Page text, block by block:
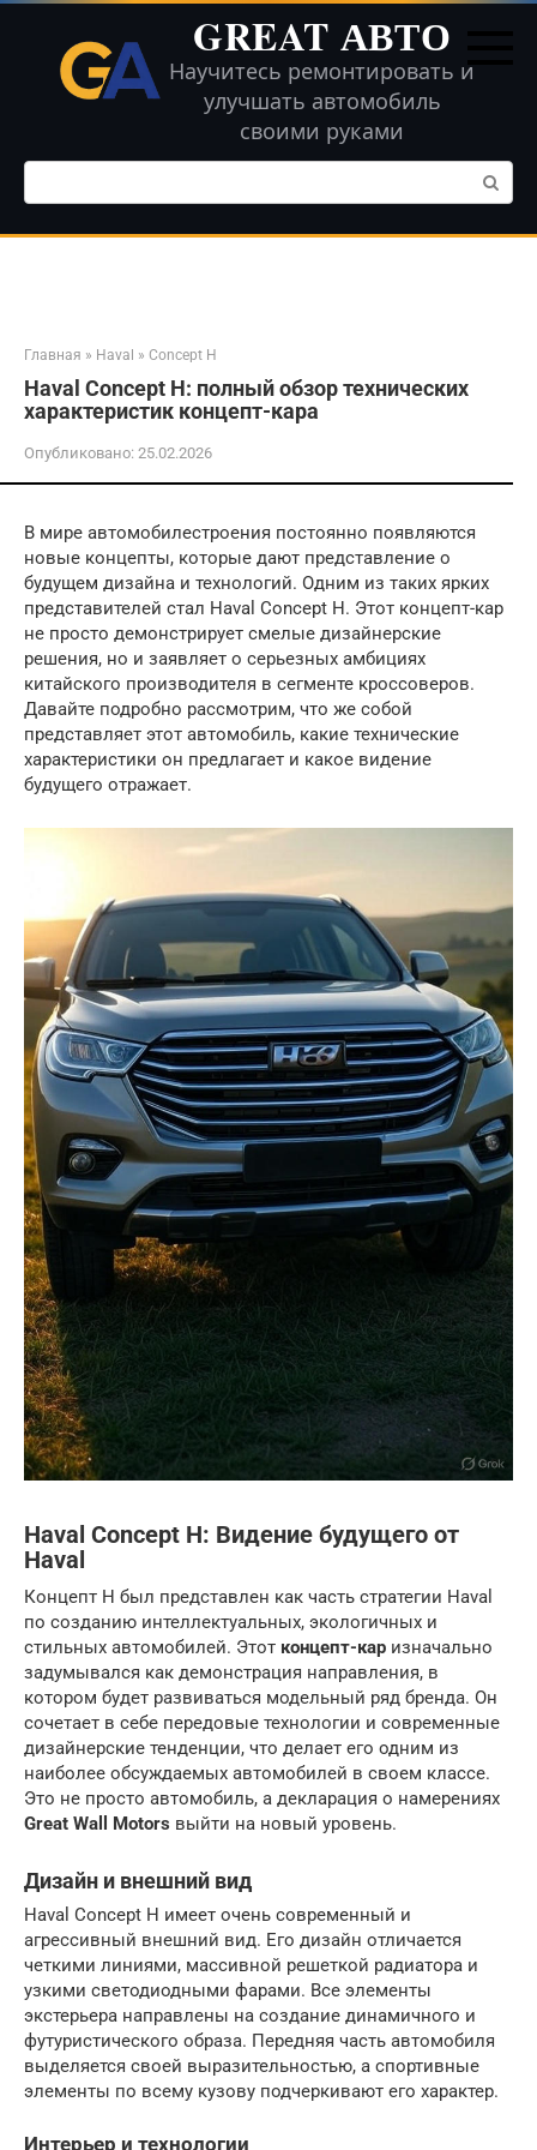
Перейти
контенту
GREAT АВТО
Научитесь ремонтировать и
улучшать автомобиль
своими руками
Поиск:
Главная » Haval » Concept H
Haval Concept H: полный обзор технических
характеристик концепт-кара
Опубликовано: 25.02.2026
В мире автомобилестроения постоянно появляются
новые концепты, которые дают представление о
будущем дизайна и технологий. Одним из таких ярких
представителей стал Haval Concept H. Этот концепт-кар
не просто демонстрирует смелые дизайнерские
решения, но и заявляет о серьезных амбициях
китайского производителя в сегменте кроссоверов.
Давайте подробно рассмотрим, что же собой
представляет этот автомобиль, какие технические
характеристики он предлагает и какое видение
будущего отражает.
Haval Concept H: Видение будущего от
Haval
Концепт H был представлен как часть стратегии Haval
по созданию интеллектуальных, экологичных и
стильных автомобилей. Этот концепт-кар изначально
задумывался как демонстрация направления, в
котором будет развиваться модельный ряд бренда. Он
сочетает в себе передовые технологии и современные
дизайнерские тенденции, что делает его одним из
наиболее обсуждаемых автомобилей в своем классе.
Это не просто автомобиль, а декларация о намерениях
Great Wall Motors выйти на новый уровень.
Дизайн и внешний вид
Haval Concept H имеет очень современный и
агрессивный внешний вид. Его дизайн отличается
четкими линиями, массивной решеткой радиатора и
узкими светодиодными фарами. Все элементы
экстерьера направлены на создание динамичного и
футуристического образа. Передняя часть автомобиля
выделяется своей выразительностью, а спортивные
элементы по всему кузову подчеркивают его характер.
Интерьер и технологии